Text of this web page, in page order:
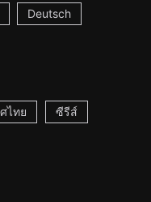
Deutsch
ไทย ซีรีส์